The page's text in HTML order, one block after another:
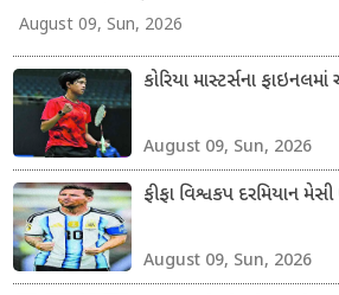
August 09, Sun, 2026
કોરિયા માસ્ટર્સના ફાઇનલમાં
August 09, Sun, 2026
ફીફા વિશ્વકપ દરમિયાન
August 09, Sun, 2026